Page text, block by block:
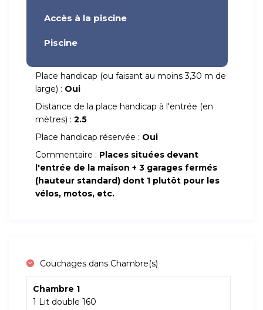
Accès à la piscine
Piscine
Place handicap (ou faisant au moins 3,30 m de
large) : Oui
Distance de la place handicap à l'entrée (en
mètres) : 2.5
Place handicap réservée : Oui
Commentaire : Places situées devant
l'entrée de la maison + 3 garages fermés
(hauteur standard) dont 1 plutôt pour les
vélos, motos, etc.
Couchages dans Chambre(s)
Chambre 1
1 Lit double 160